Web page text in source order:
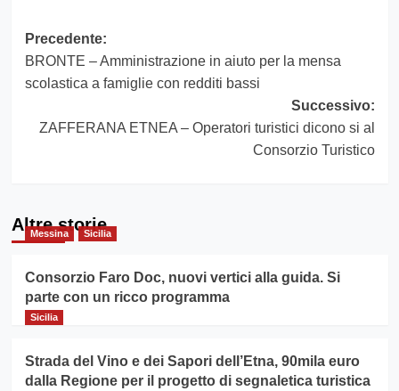
Navigazione
articolo
Precedente:
BRONTE – Amministrazione in aiuto per la mensa
scolastica a famiglie con redditi bassi
Successivo:
ZAFFERANA ETNEA – Operatori turistici dicono si al
Consorzio Turistico
Altre storie
Messina Sicilia
Consorzio Faro Doc, nuovi vertici alla guida. Si
parte con un ricco programma
Sicilia
Strada del Vino e dei Sapori dell’Etna, 90mila euro
dalla Regione per il progetto di segnaletica turistica